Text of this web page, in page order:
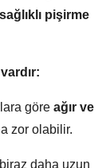
sağlıklı pişirme
göre ağır ve
zor olabilir.
biraz daha uzun